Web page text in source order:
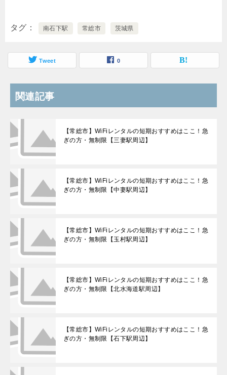
タグ 南石下駅 常総市 茨城県
Tweet 0
関連記事
【常総市】WiFiレンタルの短期おすすめはここ！急
ぎの方・無制限【三妻駅周辺】
【常総市】WiFiレンタルの短期おすすめはここ！急
ぎの方・無制限【中妻駅周辺】
【常総市】WiFiレンタルの短期おすすめはここ！急
ぎの方・無制限【玉村駅周辺】
【常総市】WiFiレンタルの短期おすすめはここ！急
ぎの方・無制限【北水海道駅周辺】
【常総市】WiFiレンタルの短期おすすめはここ！急
ぎの方・無制限【石下駅周辺】